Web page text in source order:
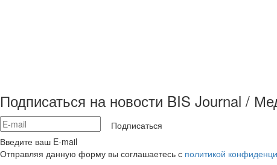
Подписаться на новости BIS Journal /
Подписаться
Введите ваш E-mail
Отправляя данную форму вы соглашаетесь с политикой